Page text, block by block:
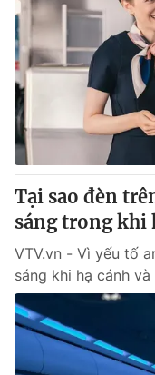
Tại sao đèn
sáng trong khi
VTV.vn - Vì yếu tố
sáng khi hạ cánh